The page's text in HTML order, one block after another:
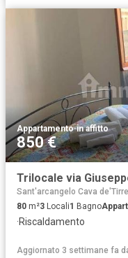
Appartamento·in affitto
850 €
Sant'arcangelo Cava
80 m²3 Locali1 Bagno
·Riscaldamento
Aggiornato 3 settimane fa